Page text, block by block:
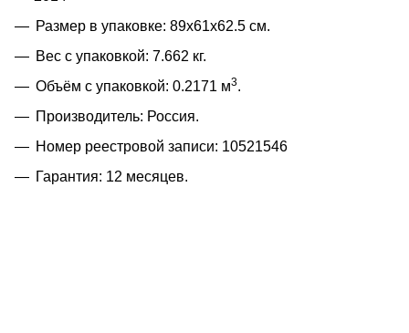
Размер в упаковке: 89x61x62.5 см.
Вес с упаковкой: 7.662 кг.
Объём с упаковкой: 0.2171 м3.
Производитель: Россия.
Номер реестровой записи: 10521546
Гарантия: 12 месяцев.